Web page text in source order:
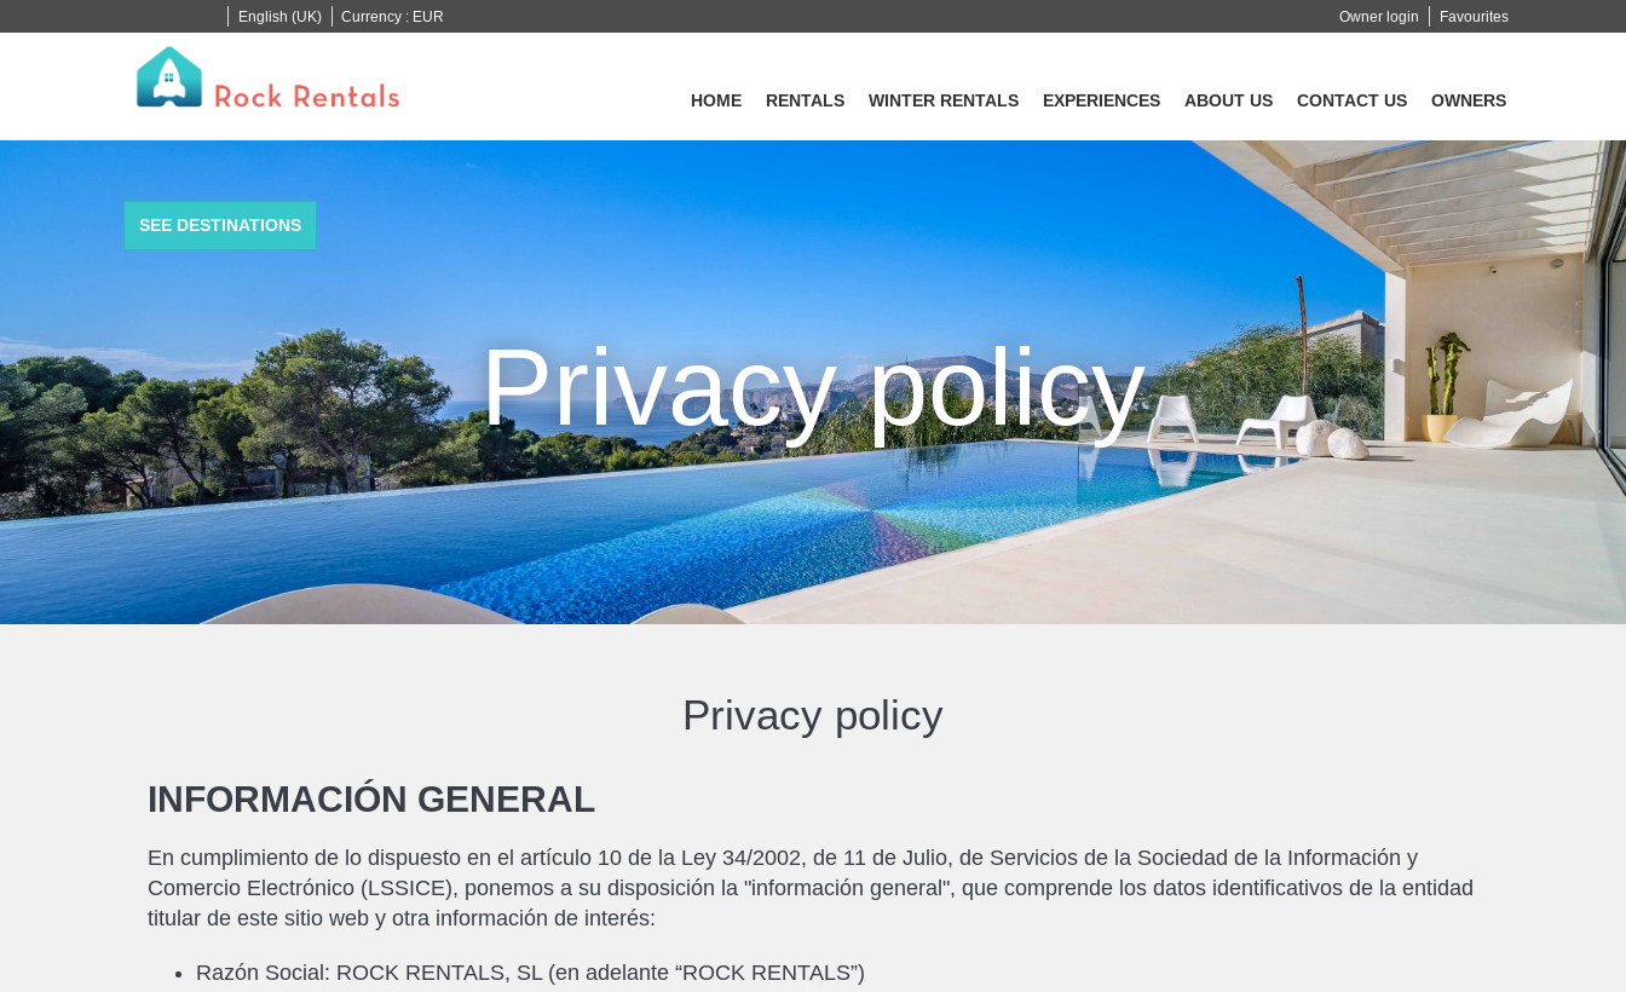
English (UK) Currency : EUR Favourites
Owner login
HOME RENTALS WINTER RENTALS EXPERIENCES ABOUT US CONTACT US OWNERS
SEE DESTINATIONS
Privacy policy
Privacy policy
INFORMACIÓN GENERAL
En cumplimiento de lo dispuesto en el artículo 10 de la Ley 34/2002, de 11 de Julio, de Servicios de la Sociedad de la Información y
Comercio Electrónico (LSSICE), ponemos a su disposición la "información general", que comprende los datos identificativos de la entidad
titular de este sitio web y otra información de interés:
Razón Social: ROCK RENTALS, SL (en adelante “ROCK RENTALS”)